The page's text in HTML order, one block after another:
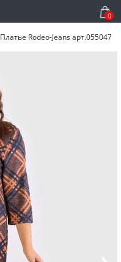
0
Платье Rodeo-Jeans арт.055047